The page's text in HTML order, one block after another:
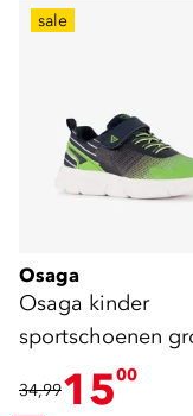
sale
Osaga
Osaga kinder
sportschoenen
blauw
34,991500